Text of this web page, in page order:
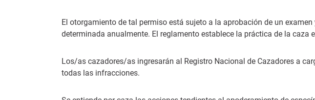
El otorgamiento de tal permiso está sujeto a la aprobación de un
determinada anualmente. El reglamento establece la práctica de la caza
Los/as cazadores/as ingresarán al Registro Nacional de Cazadores a
todas las infracciones.